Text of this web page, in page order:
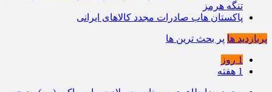
تنگه هرمز
پاکستان هاب صادرات مجدد کالاهای ایرانی
پربازدید ها پر بحث ترین ها
1 روز
1 هفته